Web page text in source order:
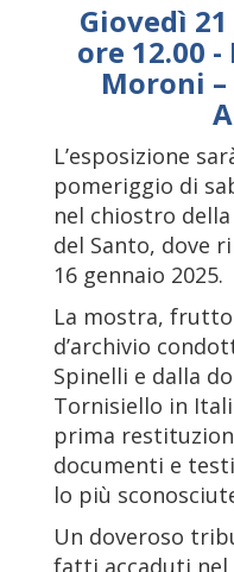
Giovedì
ore 12.00 -
Moroni –
L’esposizione
pomeriggio di
nel chiostro
del Santo, dove
16 gennaio 2025.
La mostra,
d’archivio
Spinelli e dalla
Tornisiello in
prima
documenti e
lo più
Un doveroso